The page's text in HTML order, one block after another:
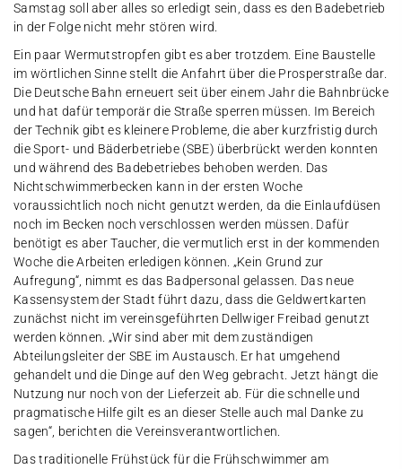
Samstag soll aber alles so erledigt sein, dass es den Badebetrieb
in der Folge nicht mehr stören wird.
Ein paar Wermutstropfen gibt es aber trotzdem. Eine Baustelle
im wörtlichen Sinne stellt die Anfahrt über die Prosperstraße dar.
Die Deutsche Bahn erneuert seit über einem Jahr die Bahnbrücke
und hat dafür temporär die Straße sperren müssen. Im Bereich
der Technik gibt es kleinere Probleme, die aber kurzfristig durch
die Sport- und Bäderbetriebe (SBE) überbrückt werden konnten
und während des Badebetriebes behoben werden. Das
Nichtschwimmerbecken kann in der ersten Woche
voraussichtlich noch nicht genutzt werden, da die Einlaufdüsen
noch im Becken noch verschlossen werden müssen. Dafür
benötigt es aber Taucher, die vermutlich erst in der kommenden
Woche die Arbeiten erledigen können. „Kein Grund zur
Aufregung“, nimmt es das Badpersonal gelassen. Das neue
Kassensystem der Stadt führt dazu, dass die Geldwertkarten
zunächst nicht im vereinsgeführten Dellwiger Freibad genutzt
werden können. „Wir sind aber mit dem zuständigen
Abteilungsleiter der SBE im Austausch. Er hat umgehend
gehandelt und die Dinge auf den Weg gebracht. Jetzt hängt die
Nutzung nur noch von der Lieferzeit ab. Für die schnelle und
pragmatische Hilfe gilt es an dieser Stelle auch mal Danke zu
sagen“, berichten die Vereinsverantwortlichen.
Das traditionelle Frühstück für die Frühschwimmer am